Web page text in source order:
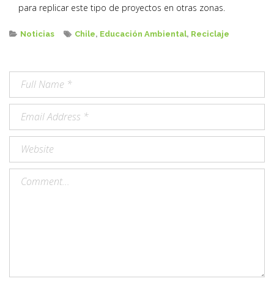
para replicar este tipo de proyectos en otras zonas.
Noticias Chile, Educación Ambiental, Reciclaje